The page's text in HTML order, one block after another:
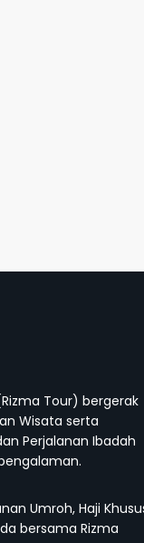
Tour) bergerak
Wisata serta
Perjalanan Ibadah
Umroh, Haji
bersama Rizma